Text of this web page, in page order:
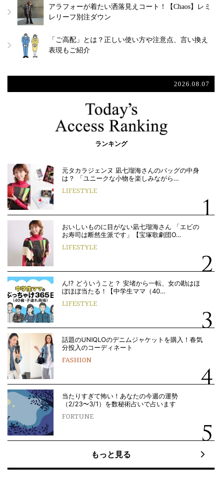
アラフォーが着たい洒落見えコート！【Chaos】レミ
レリーフ別注ダウン
「ご高配」とは？正しい使い方や注意点、言い換え
表現もご紹介
2026.08.07
ランキング
元タカラジェンヌ 凪七瑠海さんのバッグの中身
は？ 「ユニークな小物を楽しみながら…
LIFESTYLE
おいしいものに目がない凪七瑠海さん 「エビの
お寿司は断然生派です」【宝塚歌劇団O…
LIFESTYLE
ん!? どういうこと？ 安堵から一転、女の勘はほ
ぼほぼ当たる！【中学生ママ（40…
LIFESTYLE
話題のUNIQLOのデニムジャケットを購入！春気
分投入のコーディネート
FASHION
当たりすぎて怖い！あなたの今週の運勢
（2/23〜3/1）を数秘術占いで占います
FORTUNE
もっと見る